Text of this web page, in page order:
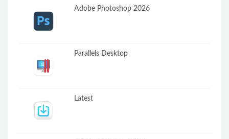
Adobe Photoshop 2026
Parallels Desktop
Latest